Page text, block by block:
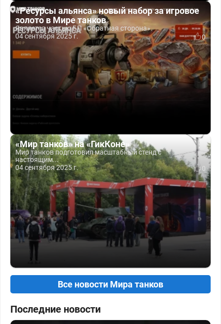
«Ресурсы альянса» новый набор за игровое
золото в Мире танков
Является частью БП «Обратная сторона».
04 сентября 2025 г.
0
«Мир танков» на «ГикКоне»
Мир танков подготовил масштабный стенд с
настоящим...
04 сентября 2025 г.
0
Все новости Мира танков
Последние новости